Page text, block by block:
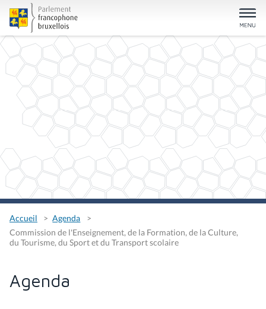
Accueil
Agenda
Commission de l'Enseignement, de la Formation, de la Culture,
du Tourisme, du Sport et du Transport scolaire
Agenda